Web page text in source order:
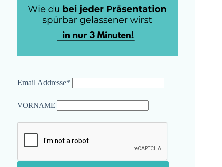
Email Addresse*
VORNAME